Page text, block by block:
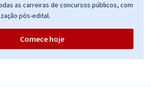
as carreiras de concursos públicos, com
pós-edital.
Comece hoje